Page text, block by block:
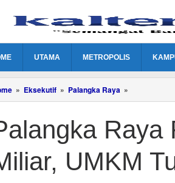
UTAMA METROPOLIS
» Eksekutif » Palangka Raya »
Raya
2025
Targetkan
Rp3
Miliar,
UMKM
Raya
UMKM